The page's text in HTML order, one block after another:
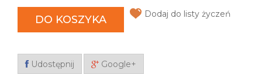
DO KOSZYKA Dodaj do listy życzeń
Udostępnij Google+